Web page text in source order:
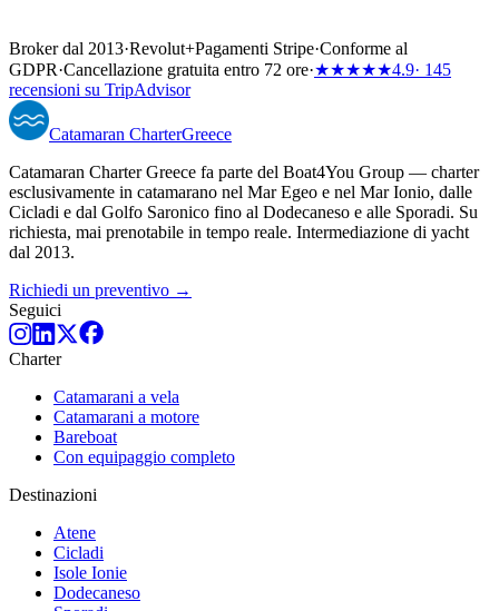
Broker dal 2013·Revolut+Pagamenti Stripe·Conforme al
GDPR·Cancellazione gratuita entro 72 ore·★★★★★4.9· 145
recensioni su TripAdvisor
Catamaran CharterGreece
Catamaran Charter Greece fa parte del Boat4You Group — charter
esclusivamente in catamarano nel Mar Egeo e nel Mar Ionio, dalle
Cicladi e dal Golfo Saronico fino al Dodecaneso e alle Sporadi. Su
richiesta, mai prenotabile in tempo reale. Intermediazione di yacht
dal 2013.
Richiedi un preventivo →
Seguici
Charter
Catamarani a vela
Catamarani a motore
Bareboat
Con equipaggio completo
Destinazioni
Atene
Cicladi
Isole Ionie
Dodecaneso